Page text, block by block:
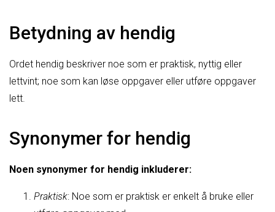
Betydning av hendig
Ordet hendig beskriver noe som er praktisk, nyttig eller
lettvint; noe som kan løse oppgaver eller utføre oppgaver
lett.
Synonymer for hendig
Noen synonymer for hendig inkluderer:
Praktisk: Noe som er praktisk er enkelt å bruke eller